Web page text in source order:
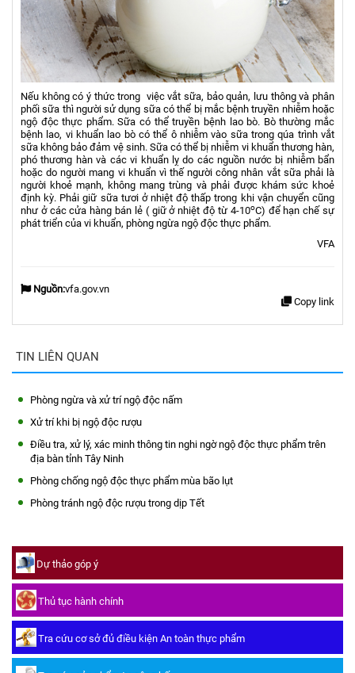
Nếu không có ý thức trong việc vắt sữa, bảo quản, lưu thông và phân
phối sữa thì người sử dụng sữa có thể bị mắc bệnh truyền nhiễm hoặc
ngộ độc thực phẩm. Sữa có thể truyền bệnh lao bò. Bò thường mắc
bệnh lao, vi khuẩn lao bò có thể ô nhiễm vào sữa trong qúa trình vắt
sữa không bảo đảm vệ sinh. Sữa có thể bị nhiễm vi khuẩn thương hàn,
phó thương hàn và các vi khuẩn lỵ do các nguồn nước bị nhiễm bẩn
hoặc do người mang vi khuẩn vì thế người công nhân vắt sữa phải là
người khoẻ mạnh, không mang trùng và phải được khám sức khoẻ
định kỳ. Phải giữ sữa tươi ở nhiệt độ thấp trong khi vận chuyển cũng
như ở các cửa hàng bán lẻ ( giữ ở nhiệt độ từ 4-10oC) để hạn chế sự
phát triển của vi khuẩn, phòng ngừa ngộ độc thực phẩm.
VFA
Nguồn:vfa.gov.vn
Copy link
TIN LIÊN QUAN
Phòng ngừa và xử trí ngộ độc nấm
Xử trí khi bị ngộ độc rượu
Điều tra, xử lý, xác minh thông tin nghi ngờ ngộ độc thực phẩm trên
địa bàn tỉnh Tây Ninh
Phòng chống ngộ độc thực phẩm mùa bão lụt
Phòng tránh ngộ độc rượu trong dịp Tết
Dự thảo góp ý
Thủ tục hành chính
Tra cứu cơ sở đủ điều kiện An toàn thực phẩm